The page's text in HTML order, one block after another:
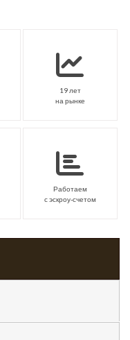
19 лет
на рынке
Работаем
с эскроу-счетом